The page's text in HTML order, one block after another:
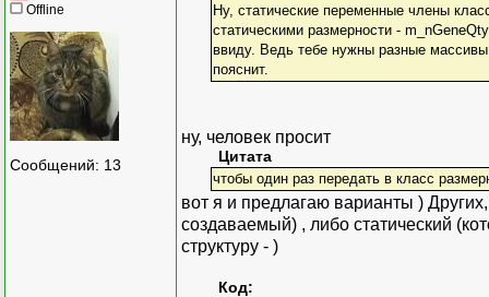
Offline
Сообщений: 13
Ну, статические переменные члены
статическими размерности -
ввиду. Ведь тебе нужны разные
пояснит.
ну, человек просит
Цитата
чтобы один раз передать в класс
вот я и предлагаю варианты )
создаваемый) , либо статический
структуру - )
Код: